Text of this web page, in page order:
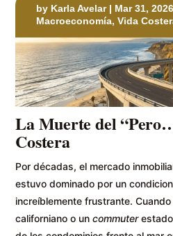
by Karla Avelar| Mar 31, 2026
Macroeconomía,Vida
La Muerte del
Costera
Por décadas, el mercado
estuvo dominado por un
increíblemente frustrante.
californiano o uncommuter